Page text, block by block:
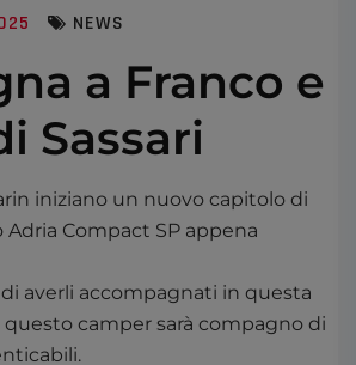
NEWS
a Franco e
Sassari
iniziano un nuovo capitolo di
Compact SP appena
averli accompagnati in questa
camper sarà compagno di